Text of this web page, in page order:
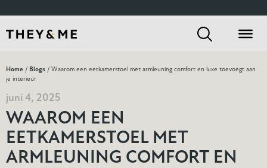
Home / Blogs / Waarom een eetkamerstoel met armleuning comfort en luxe toevoegt aan
je interieur
juni 4, 2025
WAAROM EEN
EETKAMERSTOEL MET
ARMLEUNING COMFORT EN